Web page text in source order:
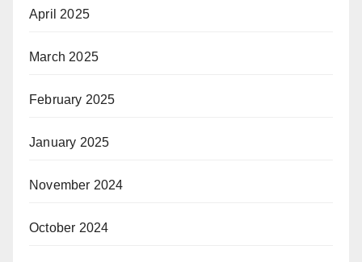
April 2025
March 2025
February 2025
January 2025
November 2024
October 2024